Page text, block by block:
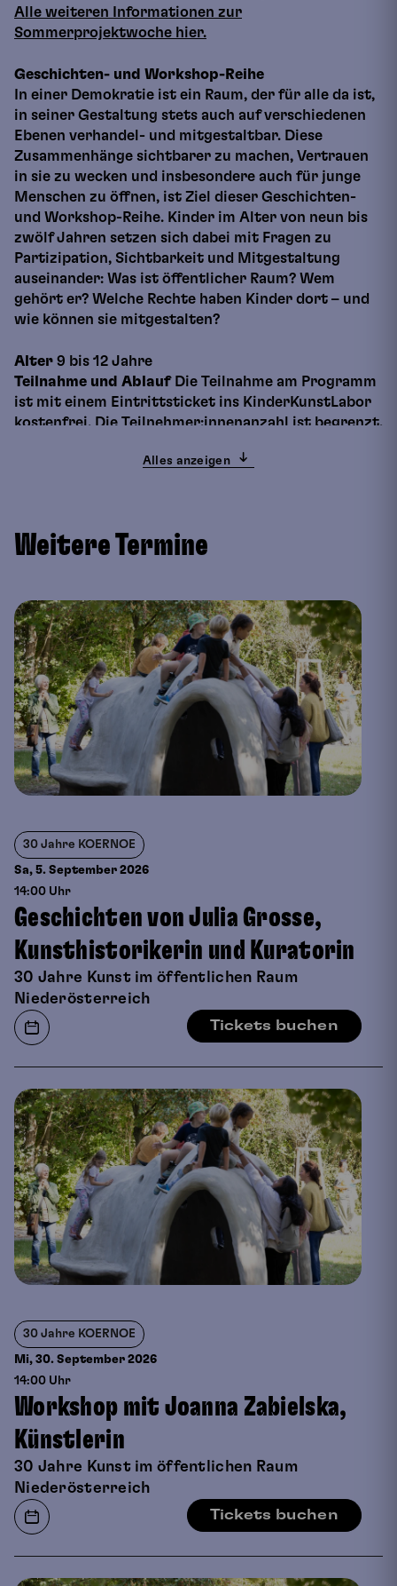
Alle weiteren Informationen zur
Sommerprojektwoche hier.
Geschichten- und Workshop-Reihe
In einer Demokratie ist ein Raum, der für alle da ist,
in seiner Gestaltung stets auch auf verschiedenen
Ebenen verhandel- und mitgestaltbar. Diese
Zusammenhänge sichtbarer zu machen, Vertrauen
in sie zu wecken und insbesondere auch für junge
Menschen zu öffnen, ist Ziel dieser Geschichten-
und Workshop-Reihe. Kinder im Alter von neun bis
zwölf Jahren setzen sich dabei mit Fragen zu
Partizipation, Sichtbarkeit und Mitgestaltung
auseinander: Was ist öffentlicher Raum? Wem
gehört er? Welche Rechte haben Kinder dort – und
wie können sie mitgestalten?
Alter 9 bis 12 Jahre
Teilnahme und Ablauf Die Teilnahme am Programm
ist mit einem Eintrittsticket ins KinderKunstLabor
kostenfrei. Die Teilnehmer:innenanzahl ist begrenzt.
über unseren Onlineshop.
Niederösterreich und dem KinderKunstLabor für
Alles anzeigen
Weitere Termine
30 Jahre KOERNOE
Sa, 5. September 2026
14:00 Uhr
Geschichten von Julia Grosse,
Kunsthistorikerin und Kuratorin
30 Jahre Kunst im öffentlichen Raum
Niederösterreich
Tickets buchen
30 Jahre KOERNOE
Mi, 30. September 2026
14:00 Uhr
Workshop mit Joanna Zabielska,
Künstlerin
30 Jahre Kunst im öffentlichen Raum
Niederösterreich
Tickets buchen